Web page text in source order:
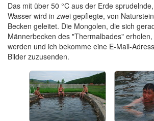
Das mit über 50 °C aus der Erde
Wasser wird in zwei gepflegte, von
Becken geleitet. Die Mongolen, die sich
Männerbecken des "Thermalbades"
werden und ich bekomme eine E-Mail-
Bilder zuzusenden.